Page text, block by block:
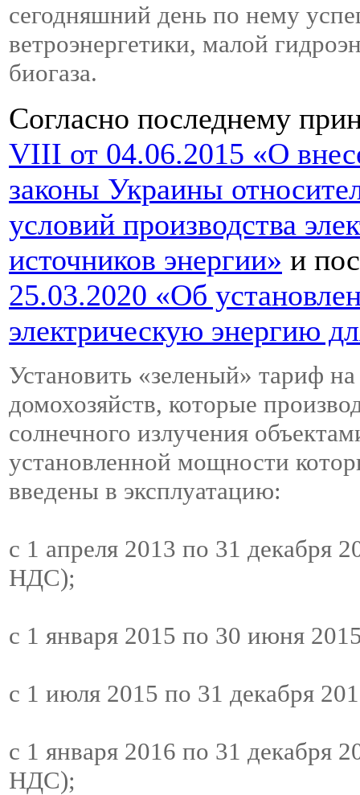
сегодняшний день по нему
ветроэнергетики, малой
биогаза.
Согласно последнему
VIII от 04.06.2015 «О
законы Украины
условий производства
источников энергии» и
25.03.2020 «Об
электрическую энергию
Установить «зеленый» тариф
домохозяйств, которые
солнечного излучения
установленной мощности
введены в эксплуатацию:
с 1 апреля 2013 по 31 декабря
НДС);
с 1 января 2015 по 30 июня
с 1 июля 2015 по 31 декабря
с 1 января 2016 по 31 декабря
НДС);